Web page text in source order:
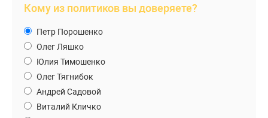
Кому из политиков вы доверяете?
Петр Порошенко
Олег Ляшко
Юлия Тимошенко
Олег Тягнибок
Андрей Садовой
Виталий Кличко